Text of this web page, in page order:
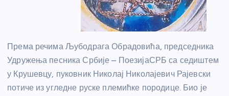
Према речима Љубодрага Обрадовића, председника
Удружења песника Србије – ПоезијаСРБ са седиштем
у Крушевцу, пуковник Николај Николајевич Рајевски
потиче из угледне руске племићке породице. Био је